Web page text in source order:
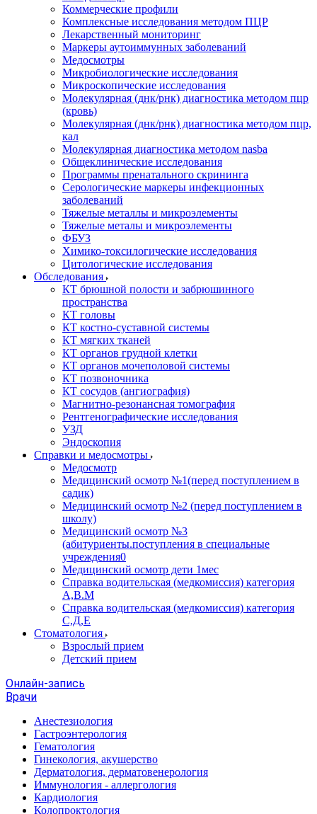
Коммерческие профили
Комплексные исследования методом ПЦР
Лекарственный мониторинг
Маркеры аутоиммунных заболеваний
Медосмотры
Микробиологические исследования
Микроскопические исследования
Молекулярная (днк/рнк) диагностика методом пцр
(кровь)
Молекулярная (днк/рнк) диагностика методом пцр,
кал
Молекулярная диагностика методом nasba
Общеклинические исследования
Программы пренатального скрининга
Серологические маркеры инфекционных
заболеваний
Тяжелые металлы и микроэлементы
Тяжелые металы и микроэлементы
ФБУЗ
Химико-токсилогические исследования
Цитологические исследования
Обследования
КТ брюшной полости и забрюшинного
пространства
КТ головы
КТ костно-суставной системы
КТ мягких тканей
КТ органов грудной клетки
КТ органов мочеполовой системы
КТ позвоночника
КТ сосудов (ангиография)
Магнитно-резонансная томография
Рентгенографические исследования
УЗД
Эндоскопия
Справки и медосмотры
Медосмотр
Медицинский осмотр №1(перед поступлением в
садик)
Медицинский осмотр №2 (перед поступлением в
школу)
Медицинский осмотр №3
(абитуриенты.поступления в специальные
учреждения0
Медицинский осмотр дети 1мес
Справка водительская (медкомиссия) категория
А,В.М
Справка водительская (медкомиссия) категория
С,Д,Е
Стоматология
Взрослый прием
Детский прием
Онлайн-запись
Врачи
Анестезиология
Гастроэнтерология
Гематология
Гинекология, акушерство
Дерматология, дерматовенерология
Иммунология - аллергология
Кардиология
Колопроктология